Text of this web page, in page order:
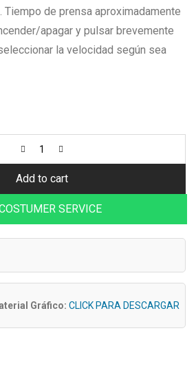
de prensa aproximadamente
apagar y pulsar brevemente
la velocidad según sea
Add to cart
SERVICE
Gráfico: CLICK PARA DESCARGAR